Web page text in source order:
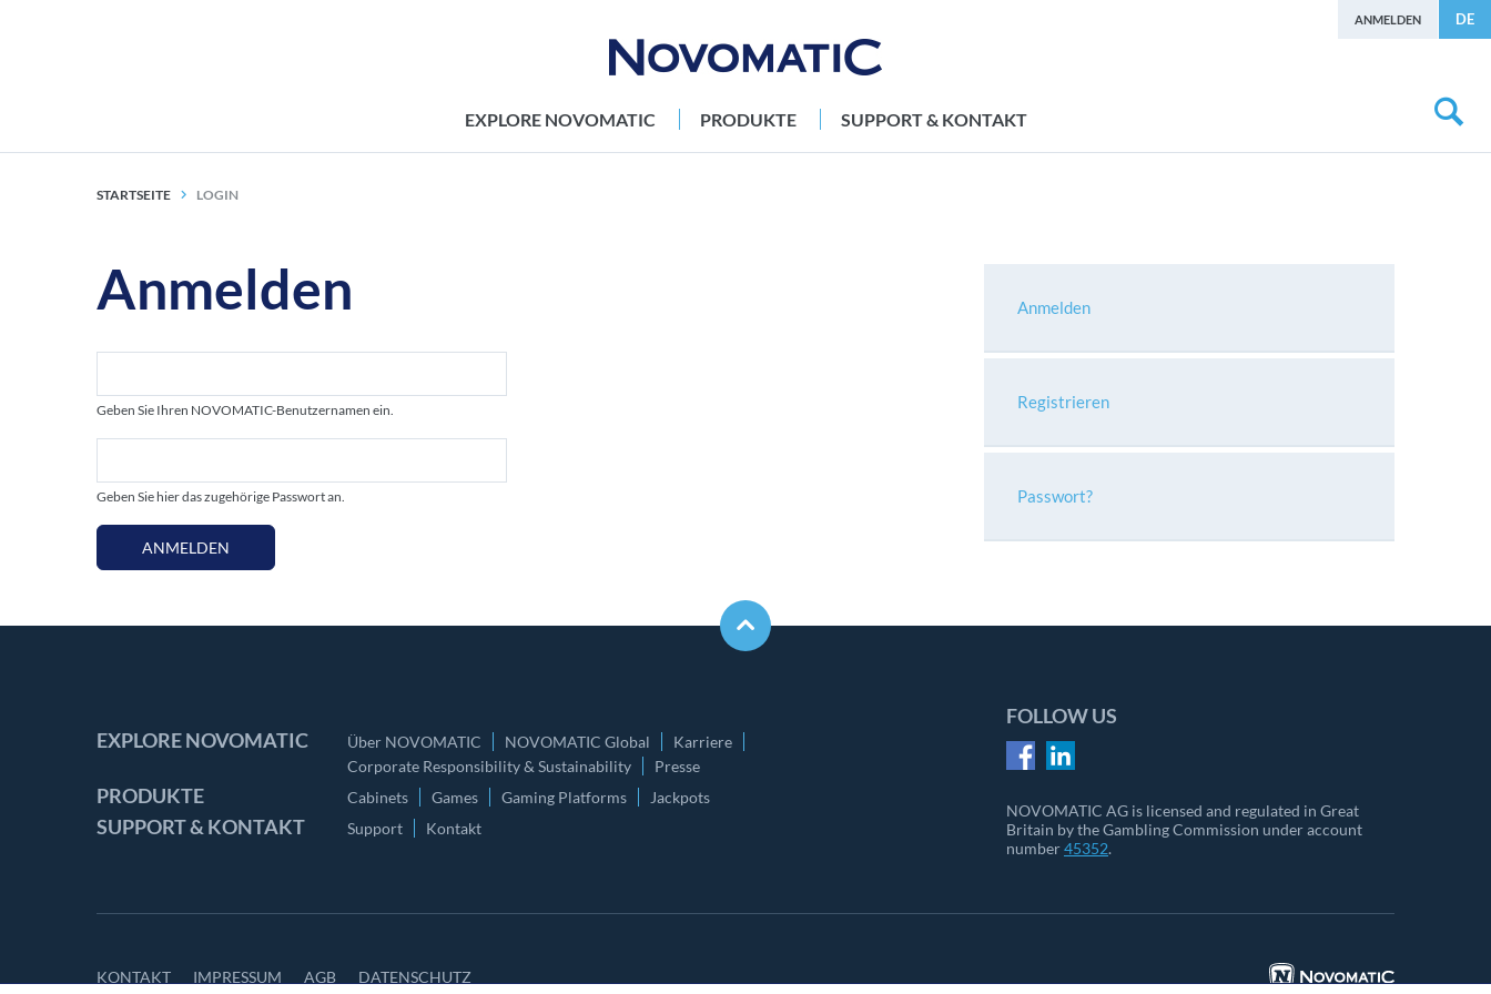
ANMELDEN DE
EXPLORE NOVOMATIC PRODUKTE SUPPORT & KONTAKT
STARTSEITE LOGIN
Anmelden
Geben Sie Ihren NOVOMATIC-Benutzernamen ein.
Geben Sie hier das zugehörige Passwort an.
ANMELDEN
Anmelden
Registrieren
Passwort?
EXPLORE NOVOMATIC Über NOVOMATIC NOVOMATIC Global
Karriere
Corporate Responsibility & Sustainability
Presse
PRODUKTE Cabinets Games Gaming Platforms Jackpots
SUPPORT & KONTAKT Support Kontakt
FOLLOW US
NOVOMATIC AG is licensed and regulated in Great
Britain by the Gambling Commission under account
number45352.
KONTAKT IMPRESSUM AGB DATENSCHUTZ